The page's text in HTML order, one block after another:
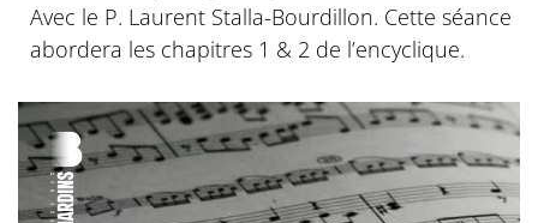
Avec le P. Laurent Stalla-Bourdillon. Cette séance
abordera les chapitres 1 & 2 de l’encyclique.